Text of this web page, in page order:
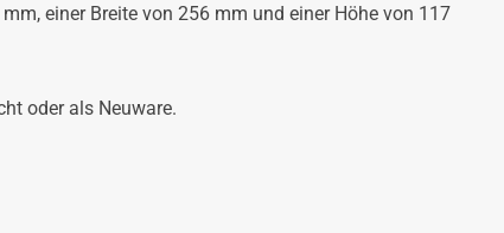
einer Breite von 256 mm und einer Höhe von 117
oder als Neuware.